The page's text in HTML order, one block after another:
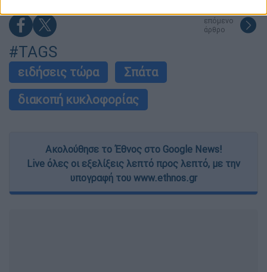
functionality and fraud prevention, and other
user protection.
επόμενο
άρθρο
#TAGS
ειδήσεις τώρα
Σπάτα
διακοπή κυκλοφορίας
Ακολούθησε το Έθνος στο Google News!
Live όλες οι εξελίξεις λεπτό προς λεπτό, με την
υπογραφή του www.ethnos.gr